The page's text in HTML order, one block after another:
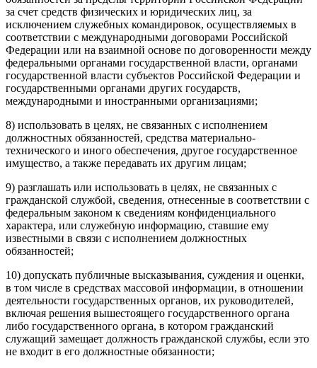
за счет средств физических и юридических лиц, за
исключением служебных командировок, осуществляемых в
соответствии с международными договорами Российской
Федерации или на взаимной основе по договоренности между
федеральными органами государственной власти, органами
государственной власти субъектов Российской Федерации и
государственными органами других государств,
международными и иностранными организациями;
8) использовать в целях, не связанных с исполнением
должностных обязанностей, средства материально-
технического и иного обеспечения, другое государственное
имущество, а также передавать их другим лицам;
9) разглашать или использовать в целях, не связанных с
гражданской службой, сведения, отнесенные в соответствии с
федеральным законом к сведениям конфиденциального
характера, или служебную информацию, ставшие ему
известными в связи с исполнением должностных
обязанностей;
10) допускать публичные высказывания, суждения и оценки,
в том числе в средствах массовой информации, в отношении
деятельности государственных органов, их руководителей,
включая решения вышестоящего государственного органа
либо государственного органа, в котором гражданский
служащий замещает должность гражданской службы, если это
не входит в его должностные обязанности;